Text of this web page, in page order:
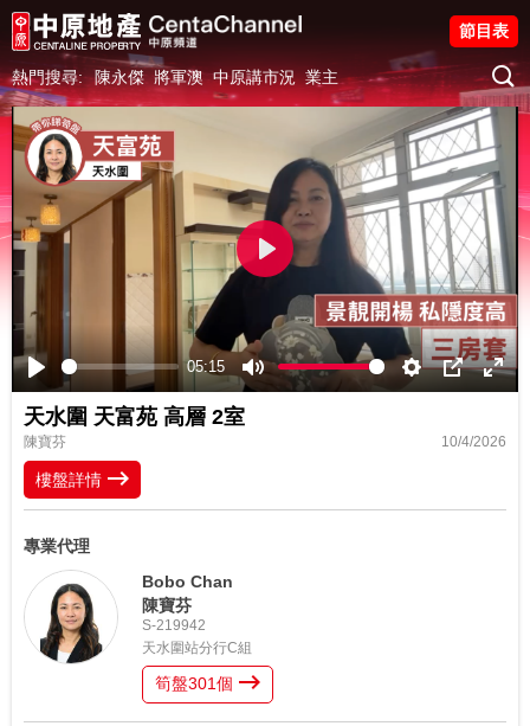
熱門搜尋: 陳永傑 將軍澳 中原講市況 業主
節目表
Play
05:15
Mute Settings
PIP
Play
天水圍 天富苑 高層 2室
陳寶芬 10/4/2026
樓盤詳情
專業代理
Bobo Chan
陳寶芬
S-219942
天水圍站分行C組
筍盤301個